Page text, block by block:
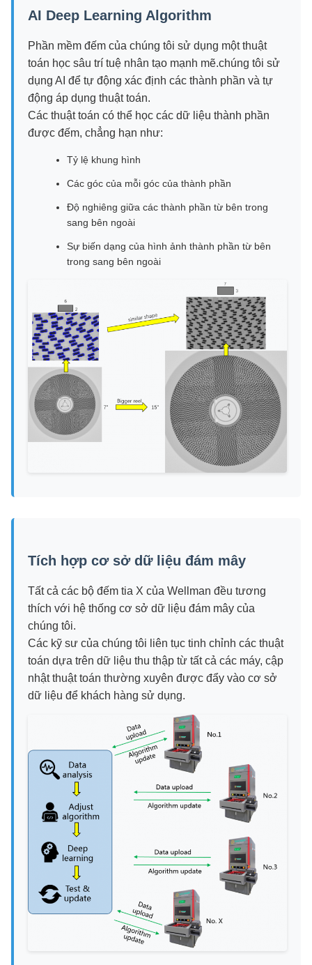
AI Deep Learning Algorithm
Phần mềm đếm của chúng tôi sử dụng một thuật
toán học sâu trí tuệ nhân tạo mạnh mẽ.chúng tôi sử
dụng AI để tự động xác định các thành phần và tự
động áp dụng thuật toán.
Các thuật toán có thể học các dữ liệu thành phần
được đếm, chẳng hạn như:
Tỷ lệ khung hình
Các góc của mỗi góc của thành phần
Độ nghiêng giữa các thành phần từ bên trong
sang bên ngoài
Sự biến dạng của hình ảnh thành phần từ bên
trong sang bên ngoài
Tích hợp cơ sở dữ liệu đám mây
Tất cả các bộ đếm tia X của Wellman đều tương
thích với hệ thống cơ sở dữ liệu đám mây của
chúng tôi.
Các kỹ sư của chúng tôi liên tục tinh chỉnh các thuật
toán dựa trên dữ liệu thu thập từ tất cả các máy, cập
nhật thuật toán thường xuyên được đẩy vào cơ sở
dữ liệu để khách hàng sử dụng.